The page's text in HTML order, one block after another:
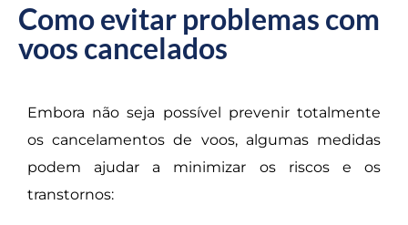
Como evitar problemas com
voos cancelados
Embora não seja possível prevenir totalmente
os cancelamentos de voos, algumas medidas
podem ajudar a minimizar os riscos e os
transtornos: